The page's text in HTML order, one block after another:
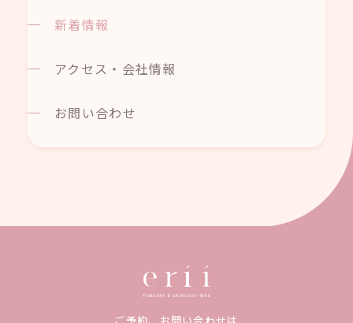
新着情報
アクセス・会社情報
お問い合わせ